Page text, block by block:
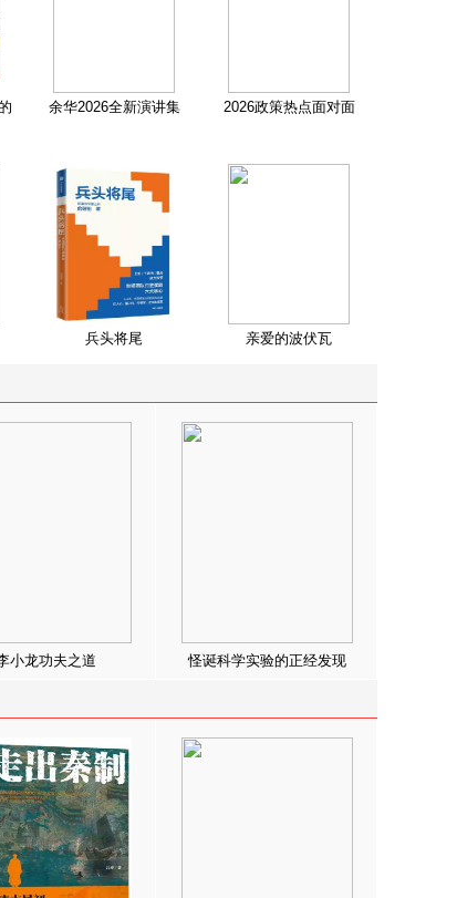
余华2026全新演讲集 2026政策热点面对面
兵头将尾 亲爱的波伏瓦
小龙功夫之道 怪诞科学实验的正经发现